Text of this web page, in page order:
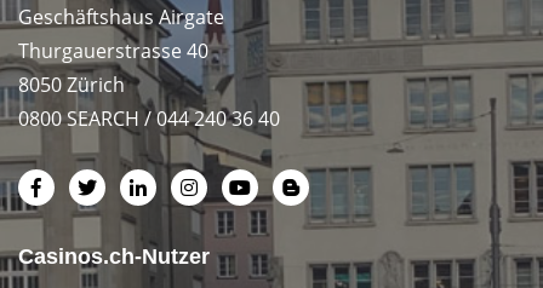
Geschäftshaus Airgate
Thurgauerstrasse 40
8050 Zürich
0800 SEARCH / 044 240 36 40
Casinos.ch-Nutzer